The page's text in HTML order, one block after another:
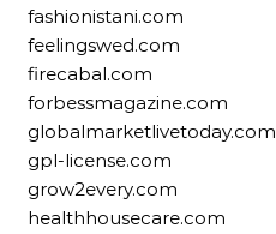
fashionistani.com
feelingswed.com
firecabal.com
forbessmagazine.com
globalmarketlivetoday.com
gpl-license.com
grow2every.com
healthhousecare.com